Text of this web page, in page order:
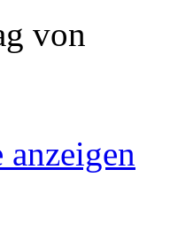
von